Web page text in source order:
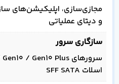
مجازی‌سازی، اپلیکیشن‌های
و دیتای عملیاتی
سازگاری سرور
اسلات SFF SATA